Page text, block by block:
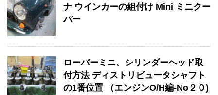
ナ ウインカーの組付け Mini ミニクー
パー
ローバーミニ、シリンダーヘッド取
付方法 ディストリビュータシャフト
の1番位置 （エンジンO/H編-No２０)